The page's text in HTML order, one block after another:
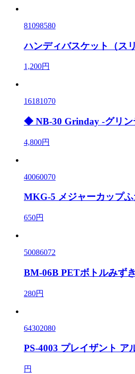
81098580
ハンディバスケット（ス
1,200円
16181070
◆ NB-30 Grinday -グリン
4,800円
40060070
MKG-5 メジャーカップ
650円
50086072
BM-06B PETボトルみず
280円
64302080
PS-4003 プレイザント ア
円